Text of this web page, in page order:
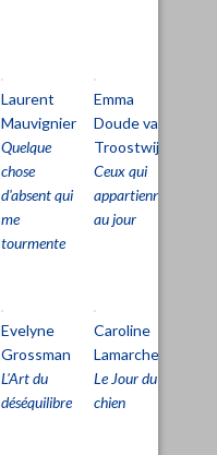
Laurent
Mauvignier
Quelque
chose
d'absent qui
me
tourmente
Emma
Doude van
Troostwijk
Ceux qui
appartiennent
au jour
Evelyne
Grossman
L'Art du
déséquilibre
Caroline
Lamarche
Le Jour du
chien